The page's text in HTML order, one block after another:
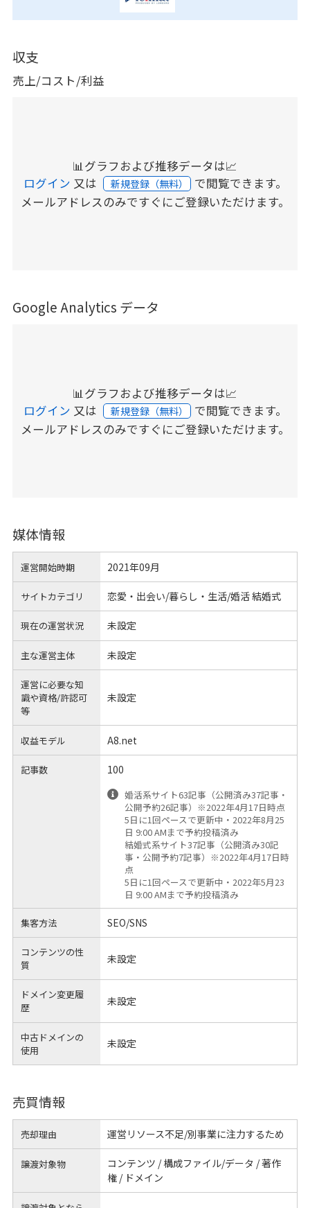
収支
売上/コスト/利益
📊グラフおよび推移データは📈
ログイン 又は 新規登録（無料） で閲覧できます。
メールアドレスのみですぐにご登録いただけます。
Google Analytics データ
📊グラフおよび推移データは📈
ログイン 又は 新規登録（無料） で閲覧できます。
メールアドレスのみですぐにご登録いただけます。
媒体情報
運営開始時期 2021年09月
サイトカテゴリ 恋愛・出会い/暮らし・生活/婚活 結婚式
現在の運営状況 未設定
主な運営主体 未設定
運営に必要な知
識や資格/許認可
等
未設定
収益モデル A8.net
記事数 100
婚活系サイト63記事（公開済み37記事・
公開予約26記事）※2022年4月17日時点
5日に1回ペースで更新中・2022年8月25
日 9:00 AMまで予約投稿済み
結婚式系サイト37記事（公開済み30記
事・公開予約7記事）※2022年4月17日時
点
5日に1回ペースで更新中・2022年5月23
日 9:00 AMまで予約投稿済み
集客方法 SEO/SNS
コンテンツの性
質
未設定
ドメイン変更履
歴
未設定
中古ドメインの
使用
未設定
売買情報
売却理由 運営リソース不足/別事業に注力するため
譲渡対象物
コンテンツ / 構成ファイル/データ / 著作
権 / ドメイン